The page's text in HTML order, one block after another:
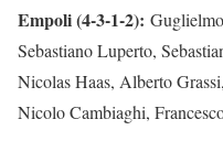
Empoli (4-3-1-2):
Sebastiano Luperto,
Nicolas Haas, Alberto
Nicolo Cambiaghi,